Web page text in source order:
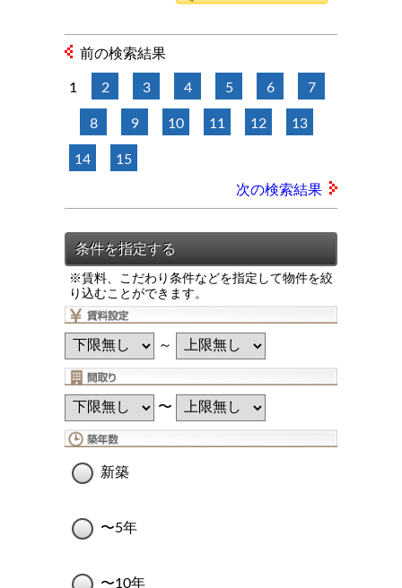
前の検索結果
1 2 3 4 5 6 7
8 9 10 11 12 13
14 15
次の検索結果
※賃料、こだわり条件などを指定して物件を絞
り込むことができます。
～
〜
新築
〜5年
〜10年